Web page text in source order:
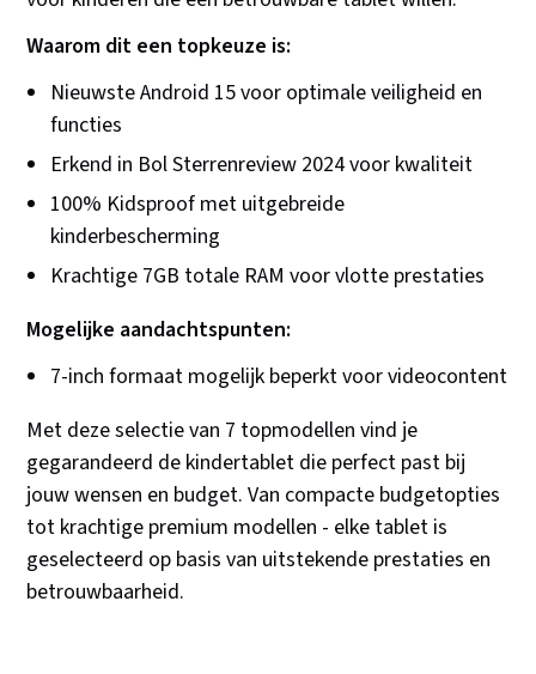
Waarom dit een topkeuze is:
Nieuwste Android 15 voor optimale veiligheid en
functies
Erkend in Bol Sterrenreview 2024 voor kwaliteit
100% Kidsproof met uitgebreide
kinderbescherming
Krachtige 7GB totale RAM voor vlotte prestaties
Mogelijke aandachtspunten:
7-inch formaat mogelijk beperkt voor videocontent
Met deze selectie van 7 topmodellen vind je
gegarandeerd de kindertablet die perfect past bij
jouw wensen en budget. Van compacte budgetopties
tot krachtige premium modellen - elke tablet is
geselecteerd op basis van uitstekende prestaties en
betrouwbaarheid.